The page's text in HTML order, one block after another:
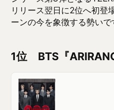
国の伝統民謡「アリラン」か
原点に立ち返りながらも、
切り拓く意欲作。3月リリー
関連アルバム